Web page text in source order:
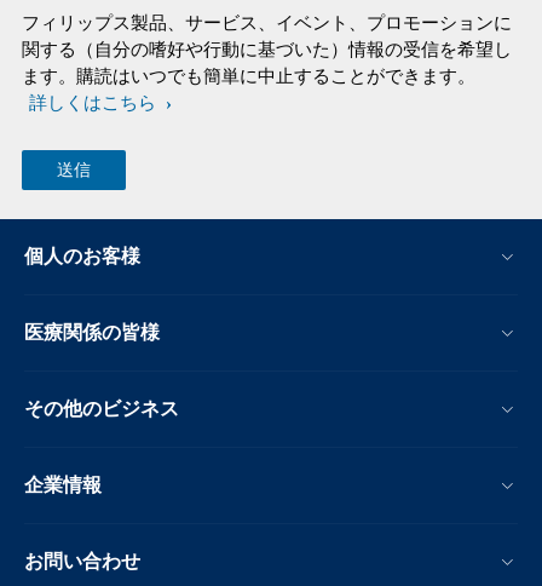
フィリップス製品、サービス、イベント、プロモーションに
関する（自分の嗜好や行動に基づいた）情報の受信を希望し
ます。購読はいつでも簡単に中止することができます。
詳しくはこちら
個人のお客様
医療関係の皆様
その他のビジネス
企業情報
お問い合わせ